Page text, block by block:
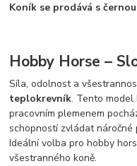
Koník se prodává s
Hobby Horse –
Síla, odolnost a
teplokrevník. Tento model
pracovním plemenem
schopností zvládat náročné
Ideální volba pro hobby
všestranného koně.